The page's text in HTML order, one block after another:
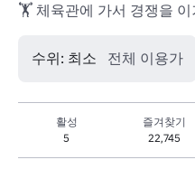
🏋️ 체육관에 가서 경쟁을
수위: 최소 전체 이용가
활성
5
즐겨찾기
22,745